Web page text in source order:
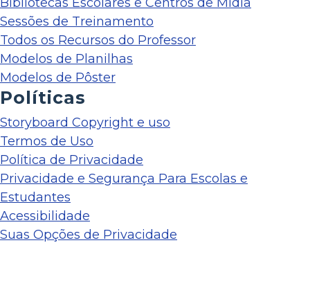
Sessões de Treinamento
Todos os Recursos do Professor
Modelos de Planilhas
Modelos de Pôster
Políticas
Storyboard Copyright e uso
Termos de Uso
Política de Privacidade
Privacidade e Segurança Para Escolas e
Estudantes
Acessibilidade
Suas Opções de Privacidade